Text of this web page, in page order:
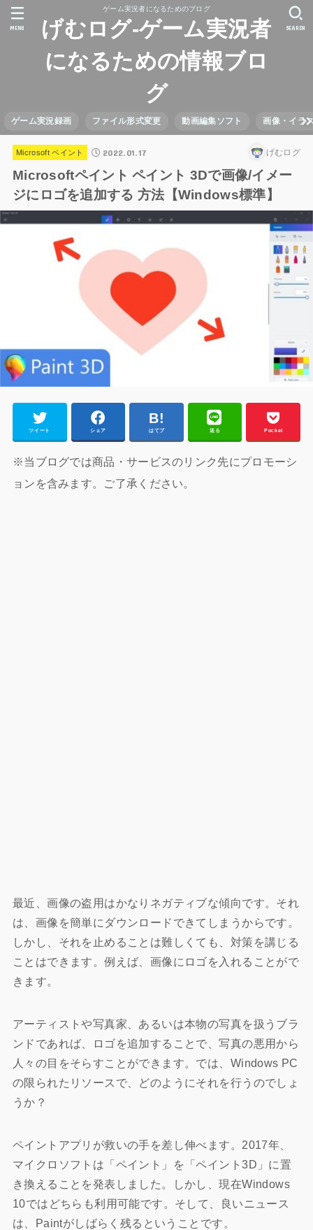
ゲーム実況者になるためのブログ
げむログ-ゲーム実況者
になるための情報ブロ
グ
ゲーム実況録画 ファイル形式変更 動画編集ソフト 画像・イラ
SEARCH
MENU
Microsoft ペイント 2022.01.17 げむログ
Microsoftペイント ペイント 3Dで画像/イメー
ジにロゴを追加する 方法【Windows標準】
ツイート シェア はてブ 送る Pocket
※当ブログでは商品・サービスのリンク先にプロモーシ
ョンを含みます。ご了承ください。
最近、画像の盗用はかなりネガティブな傾向です。それ
は、画像を簡単にダウンロードできてしまうからです。
しかし、それを止めることは難しくても、対策を講じる
ことはできます。例えば、画像にロゴを入れることがで
きます。
アーティストや写真家、あるいは本物の写真を扱うブラ
ンドであれば、ロゴを追加することで、写真の悪用から
人々の目をそらすことができます。では、Windows PC
の限られたリソースで、どのようにそれを行うのでしょ
うか？
ペイントアプリが救いの手を差し伸べます。2017年、
マイクロソフトは「ペイント」を「ペイント3D」に置
き換えることを発表しました。しかし、現在Windows
10ではどちらも利用可能です。そして、良いニュース
は、Paintがしばらく残るということです。